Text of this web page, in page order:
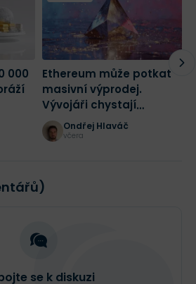
000
Ethereum může potkat
masivní výprodej.
Vývojáři chystají
radikální změnu sítě
Ondřej Hlaváč
včera
se k diskuzi